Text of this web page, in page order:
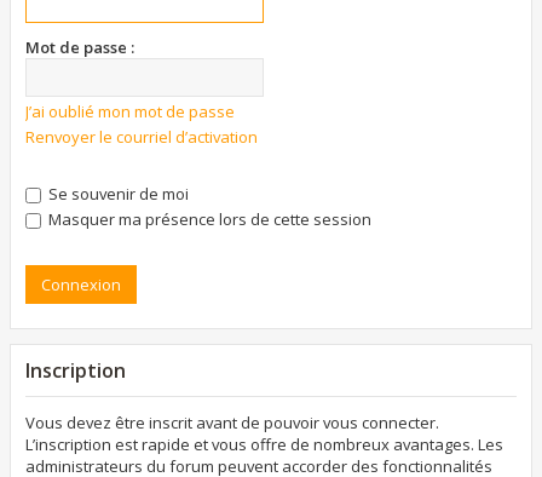
Mot de passe :
J’ai oublié mon mot de passe
Renvoyer le courriel d’activation
Se souvenir de moi
Masquer ma présence lors de cette session
Inscription
Vous devez être inscrit avant de pouvoir vous connecter.
L’inscription est rapide et vous offre de nombreux avantages. Les
administrateurs du forum peuvent accorder des fonctionnalités